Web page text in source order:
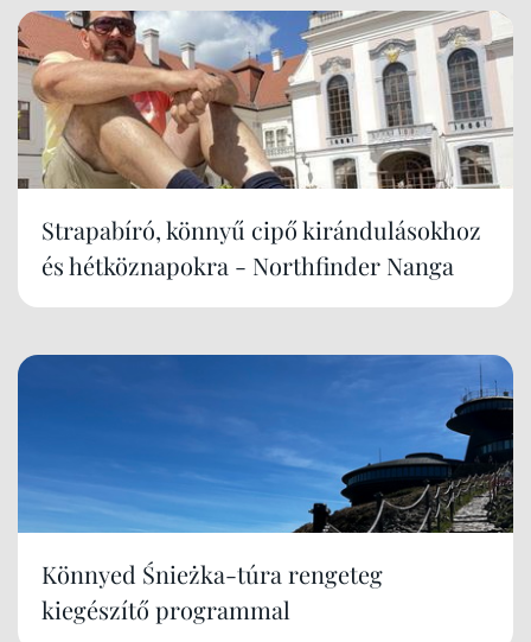
Strapabíró, könnyű cipő kirándulásokhoz
és hétköznapokra - Northfinder Nanga
Könnyed Śnieżka-túra rengeteg
kiegészítő programmal